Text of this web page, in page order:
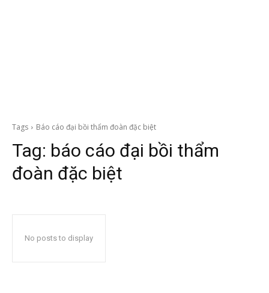
Tags Báo cáo đại bồi thẩm đoàn đặc biệt
Tag: báo cáo đại bồi thẩm
đoàn đặc biệt
No posts to display